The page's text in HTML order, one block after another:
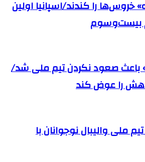
خروس‌ها را کندند/اسپانیا اولین
بیست‌وسوم
باعث صعود نکردن تیم ملی شد/
را عوض کند
ملی والیبال نوجوانان با